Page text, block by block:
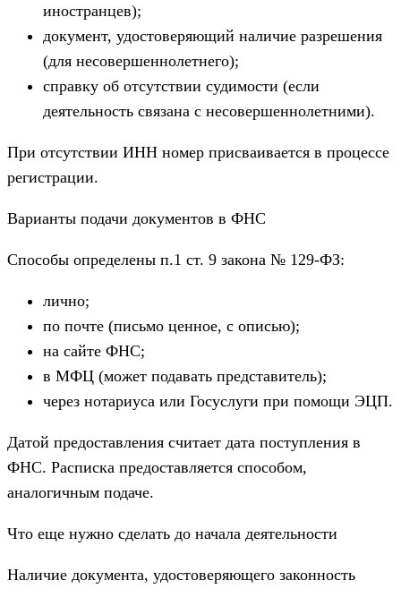
иностранцев);
документ, удостоверяющий наличие разрешения
(для несовершеннолетнего);
справку об отсутствии судимости (если
деятельность связана с несовершеннолетними).
При отсутствии ИНН номер присваивается в процессе
регистрации.
Варианты подачи документов в ФНС
Способы определены п.1 ст. 9 закона № 129-ФЗ:
лично;
по почте (письмо ценное, с описью);
на сайте ФНС;
в МФЦ (может подавать представитель);
через нотариуса или Госуслуги при помощи ЭЦП.
Датой предоставления считает дата поступления в
ФНС. Расписка предоставляется способом,
аналогичным подаче.
Что еще нужно сделать до начала деятельности
Наличие документа, удостоверяющего законность